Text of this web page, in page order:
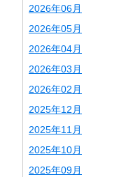
2026年06月
2026年05月
2026年04月
2026年03月
2026年02月
2025年12月
2025年11月
2025年10月
2025年09月